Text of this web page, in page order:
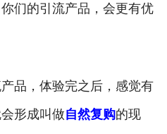
们的引流产品，会更有优
品，体验完之后，感觉有
形成叫做自然复购的现